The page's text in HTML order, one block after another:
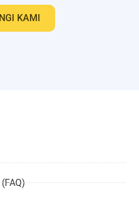
KAMI